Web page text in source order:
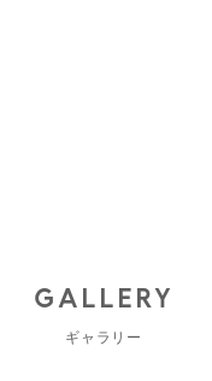
GALLERY
ギャラリー